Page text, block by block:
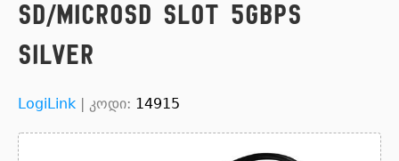
SD/microSD Slot 5Gbps
Silver
LogiLink | კოდი: 14915